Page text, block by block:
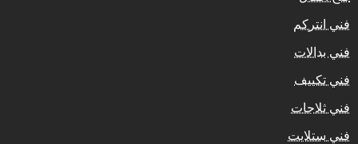
فني انتركم
فني بدالات
فني تكييف
فني ثلاجات
فني ستلايت